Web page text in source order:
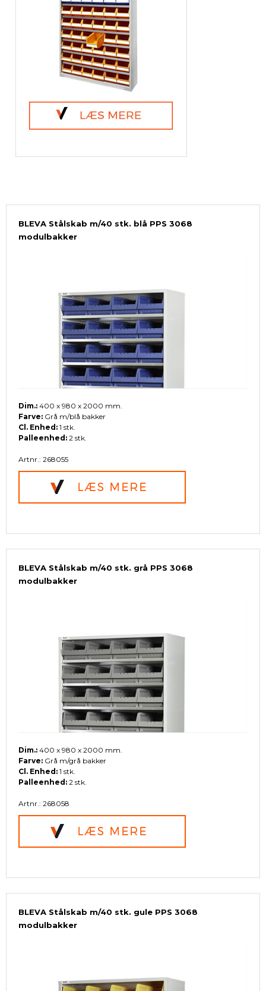
BLEVA Stålskab m/40 stk. blå PPS 3068
modulbakker
Dim.: 400 x 980 x 2000 mm.
Farve: Grå m/blå bakker
Cl. Enhed: 1 stk.
Palleenhed: 2 stk.
Artnr.: 268055
BLEVA Stålskab m/40 stk. grå PPS 3068
modulbakker
Dim.: 400 x 980 x 2000 mm.
Farve: Grå m/grå bakker
Cl. Enhed: 1 stk.
Palleenhed: 2 stk.
Artnr.: 268058
BLEVA Stålskab m/40 stk. gule PPS 3068
modulbakker